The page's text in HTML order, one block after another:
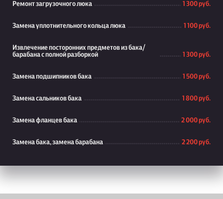
Ремонт загрузочного люка 1 300 руб.
Замена уплотнительного кольца люка 1 100 руб.
Извлечение посторонних предметов из бака/
барабана с полной разборкой
1 300 руб.
Замена подшипников бака 1 500 руб.
Замена сальников бака 1 800 руб.
Замена фланцев бака 2 000 руб.
Замена бака, замена барабана 2 200 руб.